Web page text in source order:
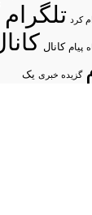
کرد
پیام کانال
گزیده خبری یک